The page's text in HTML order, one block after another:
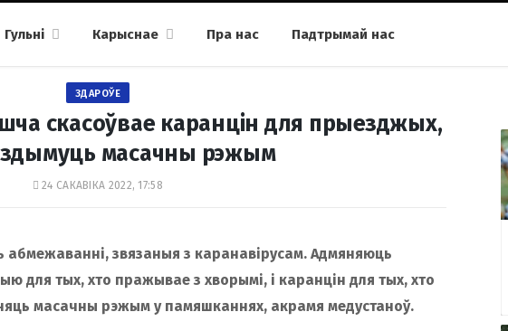
Гульні Карыснае Пра нас Падтрымай нас
ЗДАРОЎЕ
скасоўвае каранцін для прыезджых,
здымуць масачны рэжым
24 САКАВІКА 2022, 17:58
звязаныя з каранавірусам. Адмяняюць
для тых, хто пражывае з хворымі, і каранцін для тых, хто
масачны рэжым у памяшканнях, акрамя медустаноў.